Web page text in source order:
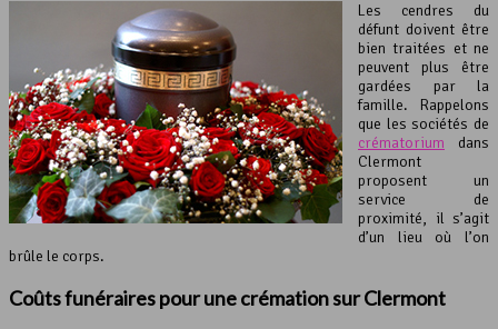
Les cendres du
défunt doivent être
bien traitées et ne
peuvent plus être
gardées par la
famille. Rappelons
que les sociétés de
crématorium dans
Clermont
proposent un
service de
proximité, il s’agit
d’un lieu où l’on
brûle le corps.
Coûts funéraires pour une crémation sur Clermont